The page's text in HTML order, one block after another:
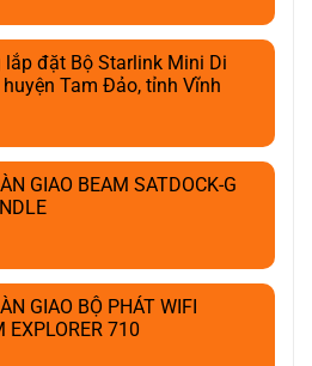
lắp đặt Bộ Starlink Mini Di
Tam Đảo, tỉnh Vĩnh
GIAO BEAM SATDOCK-G
GIAO BỘ PHÁT WIFI
EXPLORER 710